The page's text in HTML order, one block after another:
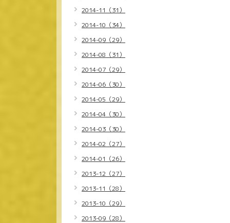
2014-11（31）
2014-10（34）
2014-09（29）
2014-08（31）
2014-07（29）
2014-06（30）
2014-05（29）
2014-04（30）
2014-03（30）
2014-02（27）
2014-01（26）
2013-12（27）
2013-11（28）
2013-10（29）
2013-09（28）